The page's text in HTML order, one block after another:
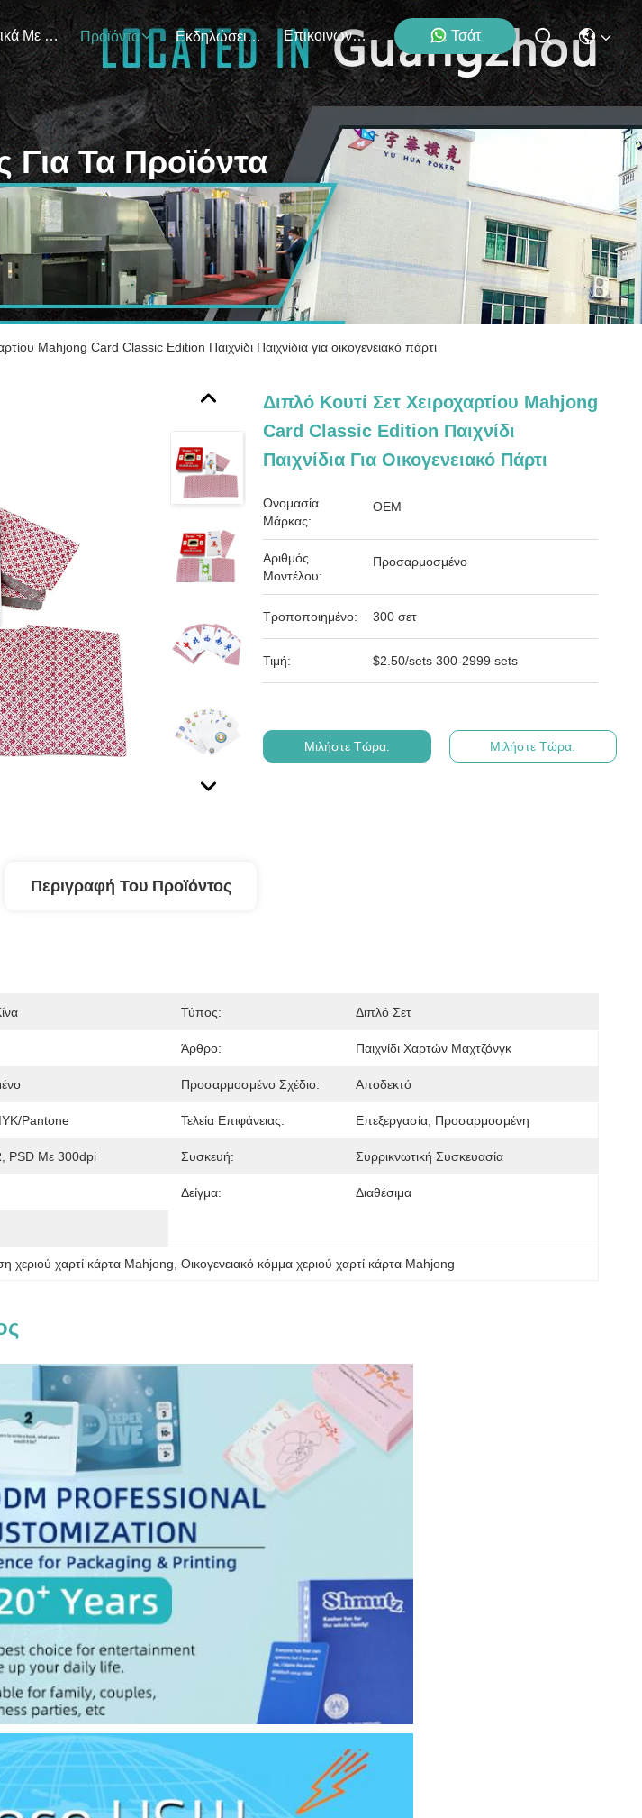
Σχετικά Με Εμάς Προϊόντα Εκδηλώσεις Επικοινωνήστε Μαζί Μας Τσάτ
Για Τα Προϊόντα
Mahjong Card Classic Edition Παιχνίδι Παιχνίδια για οικογενειακό πάρτι
Διπλό Κουτί Σετ Χειροχαρτίου Mahjong
Card Classic Edition Παιχνίδι
Παιχνίδια Για Οικογενειακό Πάρτι
Ονομασία
Μάρκας:
OEM
Αριθμός
Μοντέλου:
Προσαρμοσμένο
Τροποποιημένο: 300 σετ
Τιμή: $2.50/sets 300-2999 sets
Μιλήστε Τώρα. Μιλήστε Τώρα.
Περιγραφή Του Προϊόντος
Τύπος: Διπλό Σετ
Άρθρο: Παιχνίδι Χαρτών Μαχτζόνγκ
Προσαρμοσμένο Σχέδιο: Αποδεκτό
Pantone Τελεία Επιφάνειας: Επεξεργασία, Προσαρμοσμένη
PSD Με 300dpi Συσκευή: Συρρικνωτική Συσκευασία
Δείγμα: Διαθέσιμα
χεριού χαρτί κάρτα Mahjong , Οικογενειακό κόμμα χεριού χαρτί κάρτα Mahjong